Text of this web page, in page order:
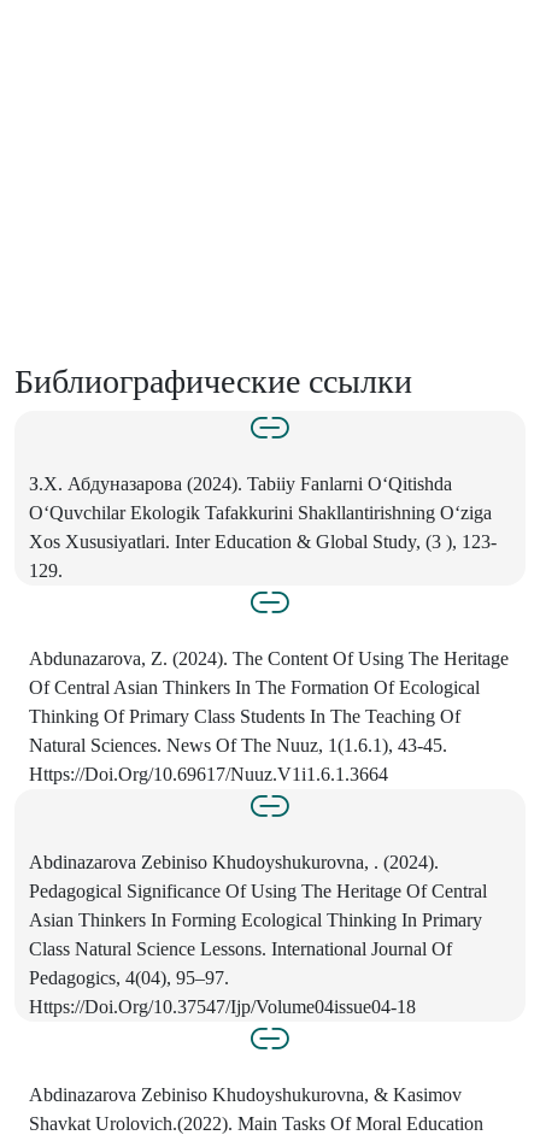
Библиографические ссылки
З.Х. Абдуназарова (2024). Tabiiy Fanlarni O‘Qitishda
O‘Quvchilar Ekologik Tafakkurini Shakllantirishning O‘ziga
Xos Xususiyatlari. Inter Education & Global Study, (3 ), 123-
129.
Abdunazarova, Z. (2024). The Content Of Using The Heritage
Of Central Asian Thinkers In The Formation Of Ecological
Thinking Of Primary Class Students In The Teaching Of
Natural Sciences. News Of The Nuuz, 1(1.6.1), 43-45.
Https://Doi.Org/10.69617/Nuuz.V1i1.6.1.3664
Abdinazarova Zebiniso Khudoyshukurovna, . (2024).
Pedagogical Significance Of Using The Heritage Of Central
Asian Thinkers In Forming Ecological Thinking In Primary
Class Natural Science Lessons. International Journal Of
Pedagogics, 4(04), 95–97.
Https://Doi.Org/10.37547/Ijp/Volume04issue04-18
Abdinazarova Zebiniso Khudoyshukurovna, & Kasimov
Shavkat Urolovich.(2022). Main Tasks Of Moral Education